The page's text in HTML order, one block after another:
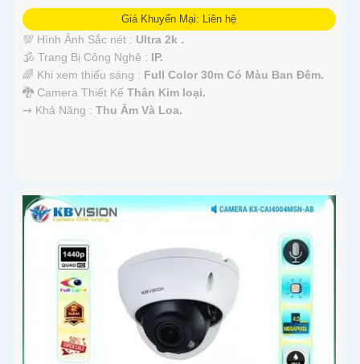
Giá Khuyến Mại: Liên hệ
💯 Hình Ảnh Sắc nét : Ultra 2k .
🕉️ Trang Bị Công Nghệ : IP.
🌈 Khi xem thiếu sáng : Full Color 30m Có Màu Ban Ðêm.
🐉️ Camera Thiết Kế Thân Kim loại.
️⇝ Khả Năng : Thu Âm Và Loa.